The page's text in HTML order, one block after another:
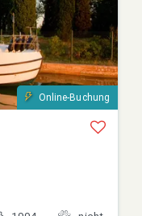
Online-Buchung